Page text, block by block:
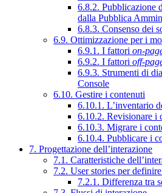
6.8.2. Pubblicazione
dalla Pubblica
6.8.3. Consenso dei
6.9. Ottimizzazione per i
6.9.1. I fattori on-
6.9.2. I fattori off-
6.9.3. Strumenti di
Console
6.10. Gestire i contenuti
6.10.1. L’inventario
6.10.2. Revisionare i
6.10.3. Migrare i
6.10.4. Pubblicare i
7. Progettazione dell’interazione
7.1. Caratteristiche
7.2. User stories per
7.2.1. Differenza tra